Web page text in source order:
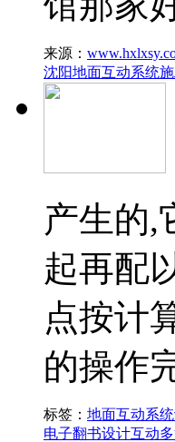
来源：
沈阳地面互动系统
产生的,
起再配
点按计
的操作
标签： 地面互动系
电子翻书设计互动